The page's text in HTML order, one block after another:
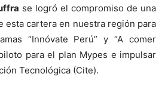
se logró el compromiso de una
esta cartera en nuestra región para
“Innóvate Perú” y “A comer
para el plan Mypes e impulsar
Tecnológica (Cite).